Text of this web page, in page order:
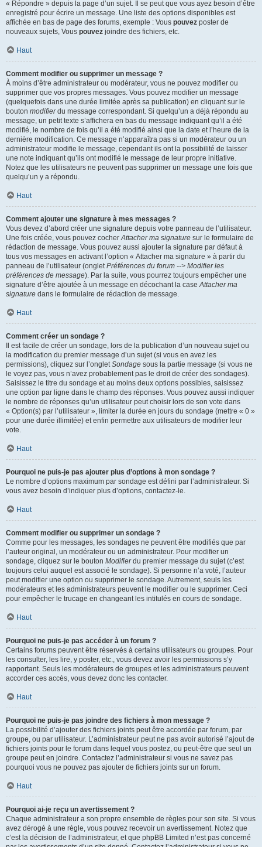
« Répondre » depuis la page d’un sujet. Il se peut que vous ayez besoin d’être
enregistré pour écrire un message. Une liste des options disponibles est
affichée en bas de page des forums, exemple : Vous pouvez poster de
nouveaux sujets, Vous pouvez joindre des fichiers, etc.
Haut
Comment modifier ou supprimer un message ?
À moins d’être administrateur ou modérateur, vous ne pouvez modifier ou
supprimer que vos propres messages. Vous pouvez modifier un message
(quelquefois dans une durée limitée après sa publication) en cliquant sur le
bouton modifierdu message correspondant. Si quelqu’un a déjà répondu au
message, un petit texte s’affichera en bas du message indiquant qu’il a été
modifié, le nombre de fois qu’il a été modifié ainsi que la date et l’heure de la
dernière modification. Ce message n’apparaîtra pas si un modérateur ou un
administrateur modifie le message, cependant ils ont la possibilité de laisser
une note indiquant qu’ils ont modifié le message de leur propre initiative.
Notez que les utilisateurs ne peuvent pas supprimer un message une fois que
quelqu’un y a répondu.
Haut
Comment ajouter une signature à mes messages ?
Vous devez d’abord créer une signature depuis votre panneau de l’utilisateur.
Une fois créée, vous pouvez cocherAttacher ma signature sur le formulaire de
rédaction de message. Vous pouvez aussi ajouter la signature par défaut à
tous vos messages en activant l’option « Attacher ma signature » à partir du
panneau de l’utilisateur (ongletPréférences du forum --> Modifier les
préférences de message). Par la suite, vous pourrez toujours empêcher une
signature d’être ajoutée à un message en décochant la caseAttacher ma
signature dans le formulaire de rédaction de message.
Haut
Comment créer un sondage ?
Il est facile de créer un sondage, lors de la publication d’un nouveau sujet ou
la modification du premier message d’un sujet (si vous en avez les
permissions), cliquez sur l’ongletSondage sous la partie message (si vous ne
le voyez pas, vous n’avez probablement pas le droit de créer des sondages).
Saisissez le titre du sondage et au moins deux options possibles, saisissez
une option par ligne dans le champ des réponses. Vous pouvez aussi indiquer
le nombre de réponses qu’un utilisateur peut choisir lors de son vote dans
« Option(s) par l’utilisateur », limiter la durée en jours du sondage (mettre « 0 »
pour une durée illimitée) et enfin permettre aux utilisateurs de modifier leur
vote.
Haut
Pourquoi ne puis-je pas ajouter plus d’options à mon sondage ?
Le nombre d’options maximum par sondage est défini par l’administrateur. Si
vous avez besoin d’indiquer plus d’options, contactez-le.
Haut
Comment modifier ou supprimer un sondage ?
Comme pour les messages, les sondages ne peuvent être modifiés que par
l’auteur original, un modérateur ou un administrateur. Pour modifier un
sondage, cliquez sur le bouton Modifierdu premier message du sujet (c’est
toujours celui auquel est associé le sondage). Si personne n’a voté, l’auteur
peut modifier une option ou supprimer le sondage. Autrement, seuls les
modérateurs et les administrateurs peuvent le modifier ou le supprimer. Ceci
pour empêcher le trucage en changeant les intitulés en cours de sondage.
Haut
Pourquoi ne puis-je pas accéder à un forum ?
Certains forums peuvent être réservés à certains utilisateurs ou groupes. Pour
les consulter, les lire, y poster, etc., vous devez avoir les permissions s’y
rapportant. Seuls les modérateurs de groupes et les administrateurs peuvent
accorder ces accès, vous devez donc les contacter.
Haut
Pourquoi ne puis-je pas joindre des fichiers à mon message ?
La possibilité d’ajouter des fichiers joints peut être accordée par forum, par
groupe, ou par utilisateur. L’administrateur peut ne pas avoir autorisé l’ajout de
fichiers joints pour le forum dans lequel vous postez, ou peut-être que seul un
groupe peut en joindre. Contactez l’administrateur si vous ne savez pas
pourquoi vous ne pouvez pas ajouter de fichiers joints sur un forum.
Haut
Pourquoi ai-je reçu un avertissement ?
Chaque administrateur a son propre ensemble de règles pour son site. Si vous
avez dérogé à une règle, vous pouvez recevoir un avertissement. Notez que
c’est la décision de l’administrateur, et que phpBB Limited n’est pas concerné